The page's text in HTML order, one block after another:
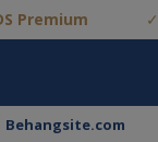
Premium
behangsite.com